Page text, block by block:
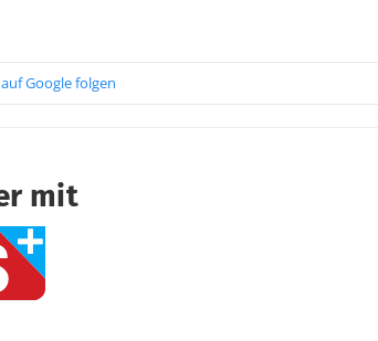
Google folgen